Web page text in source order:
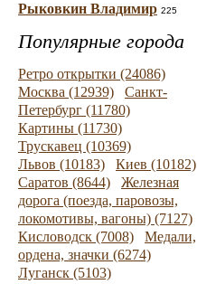
Рыковкин Владимир 225
Популярные города
Ретро открытки (24086)
Москва (12939)
Санкт-
Петербург (11780)
Картины (11730)
Трускавец (10369)
Львов (10183)
Киев (10182)
Саратов (8644)
Железная
дорога (поезда, паровозы,
локомотивы, вагоны) (7127)
Кисловодск (7008)
Медали,
ордена, значки (6274)
Луганск (5103)